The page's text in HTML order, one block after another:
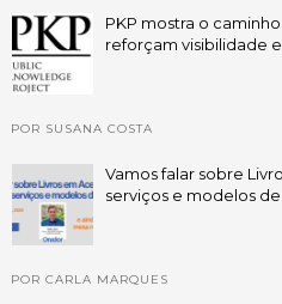
PKP mostra o
reforçam visibilidade
POR SUSANA COSTA
Vamos falar sobre
serviços e modelos
POR CARLA MARQUES